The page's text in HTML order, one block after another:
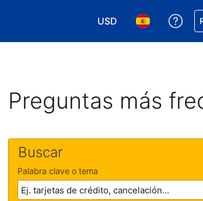
USD
Elegir tu moneda. Tu
Elegir el
Preguntas más
Buscar
Palabra clave o tema